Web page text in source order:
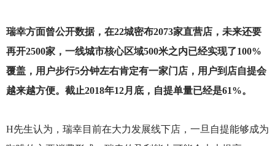
瑞幸方面曾公开数据，在22城密布2073家直营店，未来还要
再开2500家，一线城市核心区域500米之内已经实现了100%
覆盖，用户步行5分钟左右肯定有一家门店，用户到店自提会
越来越方便。截止2018年12月底，自提单量已经是61%。
H先生认为，瑞幸目前在大力发展线下店，一旦自提能够成为